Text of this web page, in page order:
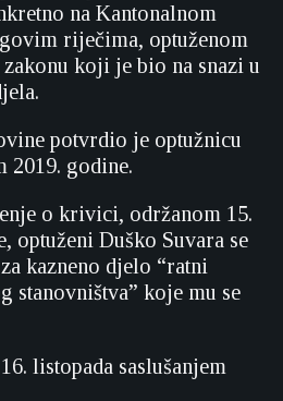
na Kantonalnom
riječima, optuženom
koji je bio na snazi u
potvrdio je optužnicu
2019. godine.
o krivici, održanom 15.
optuženi Duško Suvara se
kazneno djelo “ratni
koje mu se
listopada saslušanjem